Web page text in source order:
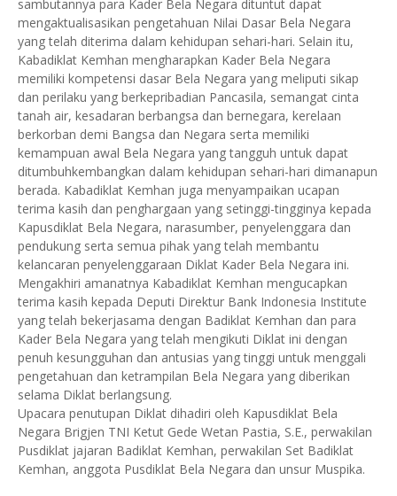
sambutannya para Kader Bela Negara dituntut dapat
mengaktualisasikan pengetahuan Nilai Dasar Bela Negara
yang telah diterima dalam kehidupan sehari-hari. Selain itu,
Kabadiklat Kemhan mengharapkan Kader Bela Negara
memiliki kompetensi dasar Bela Negara yang meliputi sikap
dan perilaku yang berkepribadian Pancasila, semangat cinta
tanah air, kesadaran berbangsa dan bernegara, kerelaan
berkorban demi Bangsa dan Negara serta memiliki
kemampuan awal Bela Negara yang tangguh untuk dapat
ditumbuhkembangkan dalam kehidupan sehari-hari dimanapun
berada. Kabadiklat Kemhan juga menyampaikan ucapan
terima kasih dan penghargaan yang setinggi-tingginya kepada
Kapusdiklat Bela Negara, narasumber, penyelenggara dan
pendukung serta semua pihak yang telah membantu
kelancaran penyelenggaraan Diklat Kader Bela Negara ini.
Mengakhiri amanatnya Kabadiklat Kemhan mengucapkan
terima kasih kepada Deputi Direktur Bank Indonesia Institute
yang telah bekerjasama dengan Badiklat Kemhan dan para
Kader Bela Negara yang telah mengikuti Diklat ini dengan
penuh kesungguhan dan antusias yang tinggi untuk menggali
pengetahuan dan ketrampilan Bela Negara yang diberikan
selama Diklat berlangsung.
Upacara penutupan Diklat dihadiri oleh Kapusdiklat Bela
Negara Brigjen TNI Ketut Gede Wetan Pastia, S.E., perwakilan
Pusdiklat jajaran Badiklat Kemhan, perwakilan Set Badiklat
Kemhan, anggota Pusdiklat Bela Negara dan unsur Muspika.